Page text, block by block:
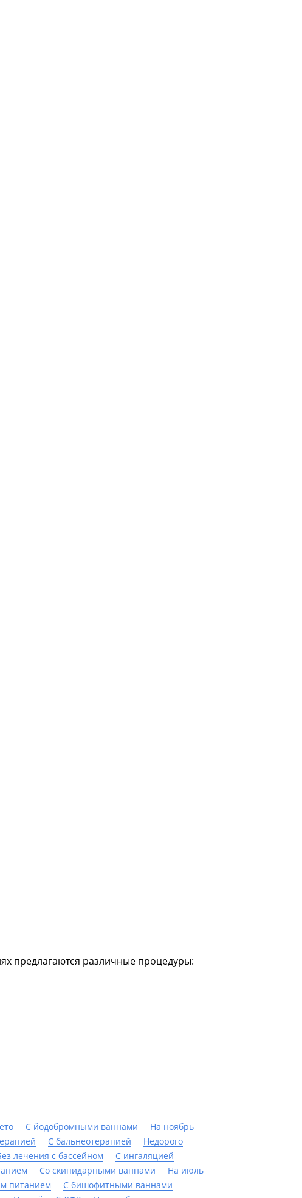
предлагаются различные процедуры:
С йодобромными ваннами
На ноябрь
С бальнеотерапией
Недорого
лечения с бассейном
С ингаляцией
Со скипидарными ваннами
На июль
питанием
С бишофитными ваннами